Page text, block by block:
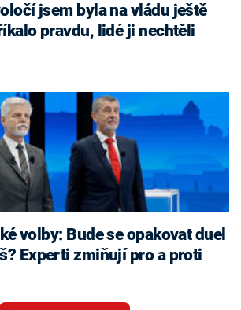
jsem byla na vládu ještě
pravdu, lidé ji nechtěli
Experti zmiňují pro a proti